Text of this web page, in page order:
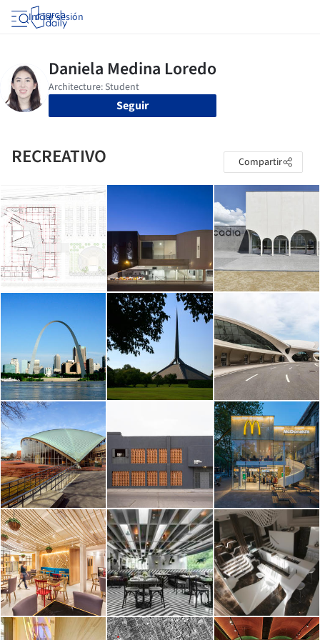
Iniciar sesión
Seguir
RECREATIVO Compartir